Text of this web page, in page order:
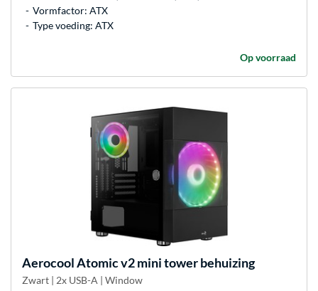
Vormfactor: ATX
Type voeding: ATX
Op voorraad
AerocoolAtomic v2 mini tower behuizing
Zwart | 2x USB-A | Window